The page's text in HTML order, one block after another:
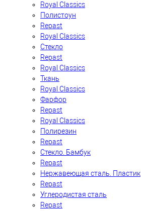
Royal Classics
Полистоун
Repast
Royal Classics
Стекло
Repast
Royal Classics
Ткань
Royal Classics
Фарфор
Repast
Royal Classics
Полирезин
Repast
Стекло. Бамбук
Repast
Нержавеющая сталь. Пластик
Repast
Углеродистая сталь
Repast